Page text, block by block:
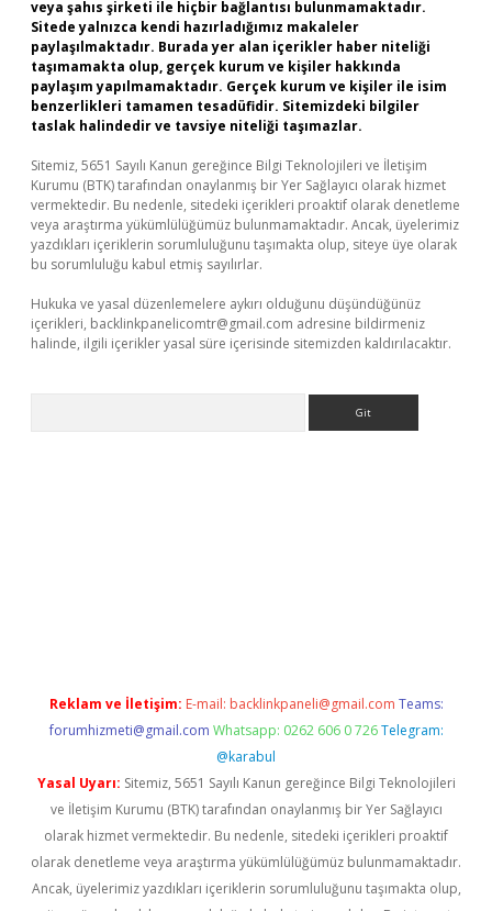
veya şahıs şirketi ile hiçbir bağlantısı bulunmamaktadır.
Sitede yalnızca kendi hazırladığımız makaleler
paylaşılmaktadır. Burada yer alan içerikler haber niteliği
taşımamakta olup, gerçek kurum ve kişiler hakkında
paylaşım yapılmamaktadır. Gerçek kurum ve kişiler ile isim
benzerlikleri tamamen tesadüfidir. Sitemizdeki bilgiler
taslak halindedir ve tavsiye niteliği taşımazlar.
Sitemiz, 5651 Sayılı Kanun gereğince Bilgi Teknolojileri ve İletişim
Kurumu (BTK) tarafından onaylanmış bir Yer Sağlayıcı olarak hizmet
vermektedir. Bu nedenle, sitedeki içerikleri proaktif olarak denetleme
veya araştırma yükümlülüğümüz bulunmamaktadır. Ancak, üyelerimiz
yazdıkları içeriklerin sorumluluğunu taşımakta olup, siteye üye olarak
bu sorumluluğu kabul etmiş sayılırlar.
Hukuka ve yasal düzenlemelere aykırı olduğunu düşündüğünüz
içerikleri, backlinkpanelicomtr@gmail.com adresine bildirmeniz
halinde, ilgili içerikler yasal süre içerisinde sitemizden kaldırılacaktır.
Reklam ve İletişim: E-mail: backlinkpaneli@gmail.com Teams:
forumhizmeti@gmail.com Whatsapp: 0262 606 0 726 Telegram:
@karabul
Yasal Uyarı: Sitemiz, 5651 Sayılı Kanun gereğince Bilgi Teknolojileri
ve İletişim Kurumu (BTK) tarafından onaylanmış bir Yer Sağlayıcı
olarak hizmet vermektedir. Bu nedenle, sitedeki içerikleri proaktif
olarak denetleme veya araştırma yükümlülüğümüz bulunmamaktadır.
Ancak, üyelerimiz yazdıkları içeriklerin sorumluluğunu taşımakta olup,